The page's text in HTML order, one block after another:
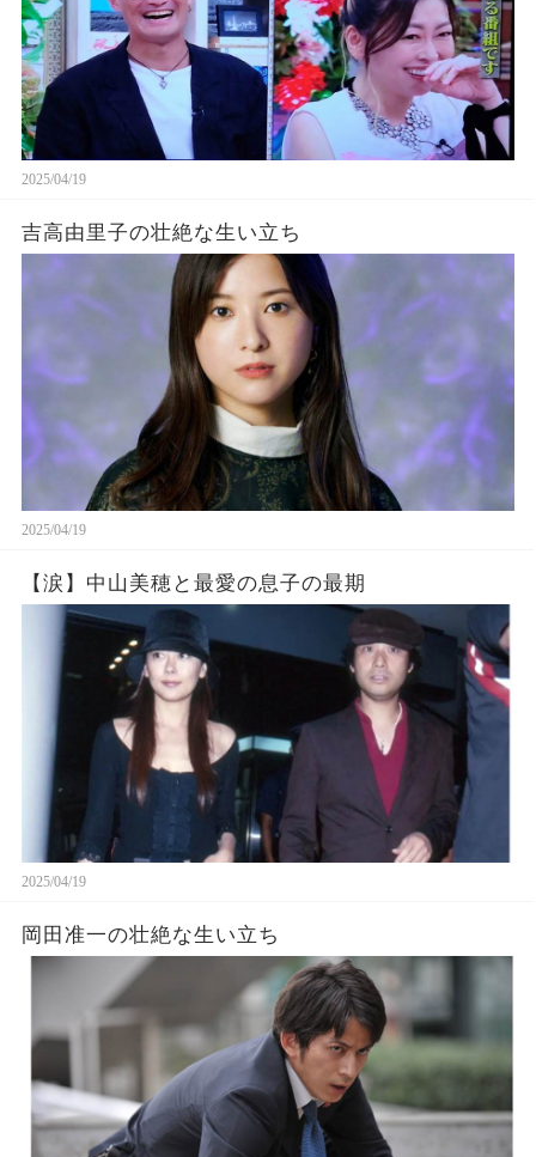
2025/04/19
吉高由里子の壮絶な生い立ち
2025/04/19
【涙】中山美穂と最愛の息子の最期
2025/04/19
岡田准一の壮絶な生い立ち